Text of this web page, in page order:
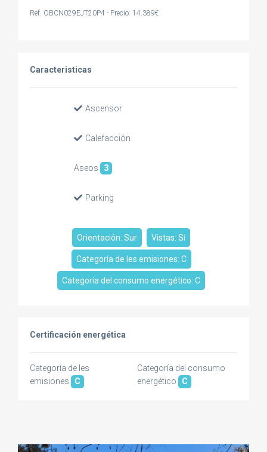
Ref. OBCN029EJT20P4 - Precio: 14.389€
Caracteristicas
Ascensor
Calefacción
Aseos 3
Parking
Orientación: Sur Vistas: Si
Categoría de les emisiones: C
Categoría del consumo energético: C
Certificación energética
Categoría de les
emisiones
C
Categoría del consumo
energético
C